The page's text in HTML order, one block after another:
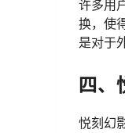
许多用
换，使
是对于
四、
悦刻幻